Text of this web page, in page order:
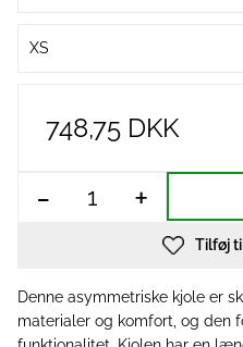
XS
748,75 DKK
- +
Tilføj
Denne asymmetriske kjole er
materialer og komfort, og den